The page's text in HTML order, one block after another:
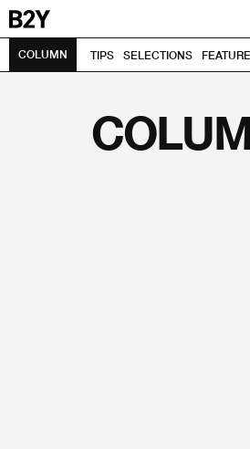
COLUMN TIPS SELECTIONS FEATURE